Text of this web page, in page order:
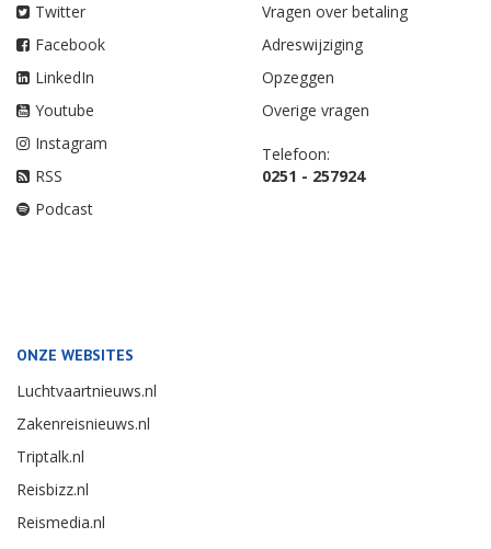
Twitter
Facebook
LinkedIn
Youtube
Instagram
RSS
Podcast
Vragen over betaling
Adreswijziging
Opzeggen
Overige vragen
Telefoon:
0251 - 257924
ONZE WEBSITES
Luchtvaartnieuws.nl
Zakenreisnieuws.nl
Triptalk.nl
Reisbizz.nl
Reismedia.nl